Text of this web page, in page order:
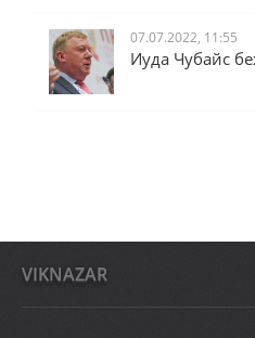
07.07.2022, 11:55
Иуда Чубайс
VIKNAZAR